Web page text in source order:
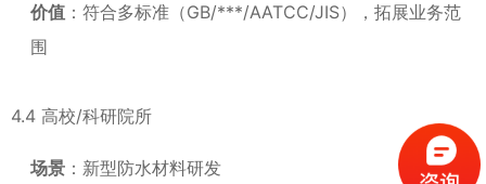
价值 ：符合多标准（GB/***/AATCC/JIS），拓展业务范
围
4.4 高校/科研院所
场景 ：新型防水材料研发